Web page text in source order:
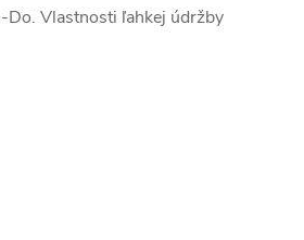
Vlastnosti ľahkej údržby